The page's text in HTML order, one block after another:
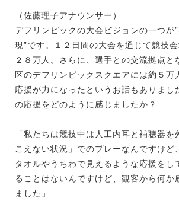
（佐藤理子アナウンサー）
デフリンピックの大会ビジョンの一つが
現”です。１２日間の大会を通じて競技
２８万人。さらに、選手との交流拠点と
区のデフリンピックスクエアには約５万
応援が力になったというお話もありまし
の応援をどのように感じましたか？
「私たちは競技中は人工内耳と補聴器を
こえない状況」でのプレーなんですけど
タオルやうちわで見えるような応援をし
ることはないんですけど、観客から何か
ました」